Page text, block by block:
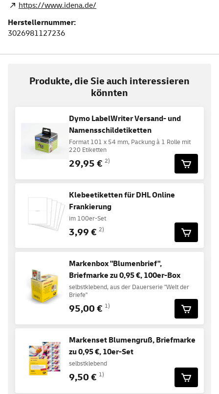
https://www.idena.de/
Herstellernummer:
3026981127236
Produkte, die Sie auch interessieren
könnten
Dymo LabelWriter Versand- und
Namensschildetiketten
Format 101 x 54 mm, Packung à 1 Rolle mit
220 Etiketten
29,95 € 2)
Klebeetiketten für DHL Online
Frankierung
im 100er-Set
3,99 € 2)
Markenbox "Blumenbrief",
Briefmarke zu 0,95 €, 100er-Box
selbstklebend, aus der Dauerserie "Welt der
Briefe"
95,00 € 1)
Markenset Blumengruß, Briefmarke
zu 0,95 €, 10er-Set
selbstklebend
9,50 € 1)